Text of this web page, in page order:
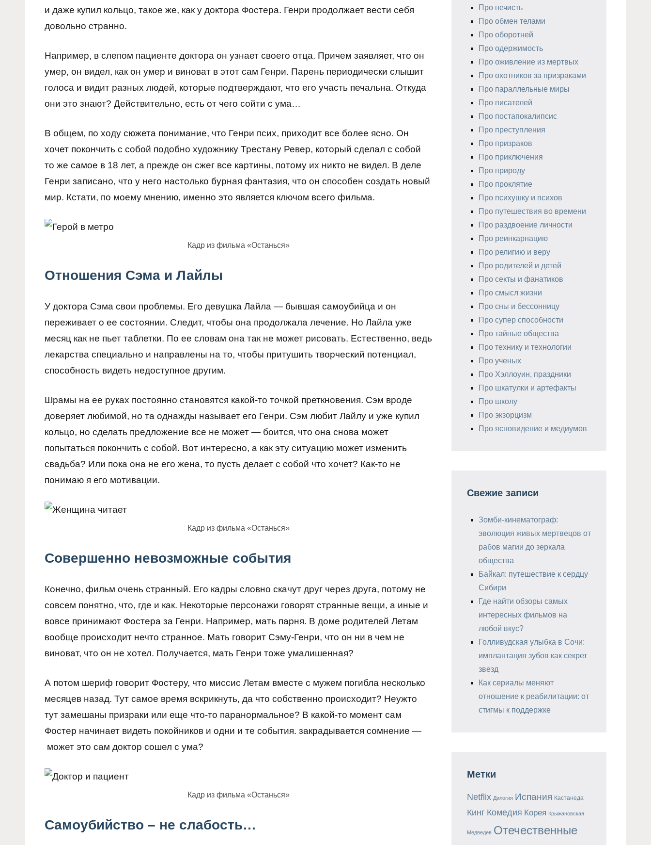
и даже купил кольцо, такое же, как у доктора Фостера. Генри продолжает вести себя
довольно странно.
Например, в слепом пациенте доктора он узнает своего отца. Причем заявляет, что он
умер, он видел, как он умер и виноват в этот сам Генри. Парень периодически слышит
голоса и видит разных людей, которые подтверждают, что его участь печальна. Откуда
они это знают? Действительно, есть от чего сойти с ума…
В общем, по ходу сюжета понимание, что Генри псих, приходит все более ясно. Он
хочет покончить с собой подобно художнику Трестану Ревер, который сделал с собой
то же самое в 18 лет, а прежде он сжег все картины, потому их никто не видел. В деле
Генри записано, что у него настолько бурная фантазия, что он способен создать новый
мир. Кстати, по моему мнению, именно это является ключом всего фильма.
Кадр из фильма «Останься»
Отношения Сэма и Лайлы
У доктора Сэма свои проблемы. Его девушка Лайла — бывшая самоубийца и он
переживает о ее состоянии. Следит, чтобы она продолжала лечение. Но Лайла уже
месяц как не пьет таблетки. По ее словам она так не может рисовать. Естественно, ведь
лекарства специально и направлены на то, чтобы притушить творческий потенциал,
способность видеть недоступное другим.
Шрамы на ее руках постоянно становятся какой-то точкой преткновения. Сэм вроде
доверяет любимой, но та однажды называет его Генри. Сэм любит Лайлу и уже купил
кольцо, но сделать предложение все не может — боится, что она снова может
попытаться покончить с собой. Вот интересно, а как эту ситуацию может изменить
свадьба? Или пока она не его жена, то пусть делает с собой что хочет? Как-то не
понимаю я его мотивации.
Кадр из фильма «Останься»
Совершенно невозможные события
Конечно, фильм очень странный. Его кадры словно скачут друг через друга, потому не
совсем понятно, что, где и как. Некоторые персонажи говорят странные вещи, а иные и
вовсе принимают Фостера за Генри. Например, мать парня. В доме родителей Летам
вообще происходит нечто странное. Мать говорит Сэму-Генри, что он ни в чем не
виноват, что он не хотел. Получается, мать Генри тоже умалишенная?
А потом шериф говорит Фостеру, что миссис Летам вместе с мужем погибла несколько
месяцев назад. Тут самое время вскрикнуть, да что собственно происходит? Неужто
тут замешаны призраки или еще что-то паранормальное? В какой-то момент сам
Фостер начинает видеть покойников и одни и те события. закрадывается сомнение —
может это сам доктор сошел с ума?
Кадр из фильма «Останься»
Самоубийство – не слабость…
Про нечисть
Про обмен телами
Про оборотней
Про одержимость
Про оживление из мертвых
Про охотников за призраками
Про параллельные миры
Про писателей
Про постапокалипсис
Про преступления
Про призраков
Про приключения
Про природу
Про проклятие
Про психушку и психов
Про путешествия во времени
Про раздвоение личности
Про реинкарнацию
Про религию и веру
Про родителей и детей
Про секты и фанатиков
Про смысл жизни
Про сны и бессонницу
Про супер способности
Про тайные общества
Про технику и технологии
Про ученых
Про Хэллоуин, праздники
Про шкатулки и артефакты
Про школу
Про экзорцизм
Про ясновидение и медиумов
Свежие записи
Зомби-кинематограф:
эволюция живых мертвецов от
рабов магии до зеркала
общества
Байкал: путешествие к сердцу
Сибири
Где найти обзоры самых
интересных фильмов на
любой вкус?
Голливудская улыбка в Сочи:
имплантация зубов как секрет
звезд
Как сериалы меняют
отношение к реабилитации: от
стигмы к поддержке
Метки
Netflix Дилогия Испания Кастанеда
Кинг Комедия Корея Крыжановская
Медведев Отечественные